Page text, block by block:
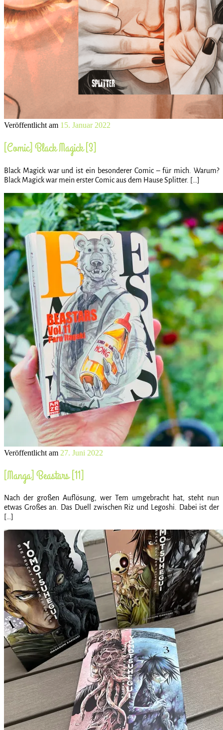
Veröffentlicht am 15. Januar 2022
[Comic] Black Magick [3]
Black Magick war und ist ein besonderer Comic – für mich. Warum?
Black Magick war mein erster Comic aus dem Hause Splitter. […]
Veröffentlicht am 27. Juni 2022
[Manga] Beastars [11]
Nach der großen Auflösung, wer Tem umgebracht hat, steht nun
etwas Großes an. Das Duell zwischen Riz und Legoshi. Dabei ist der
[…]